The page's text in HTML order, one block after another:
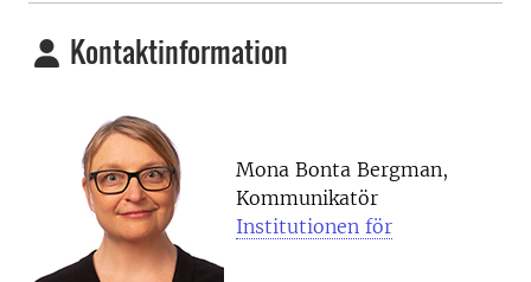
Kontaktinformation
Mona Bonta Bergman,
Kommunikatör
Institutionen för